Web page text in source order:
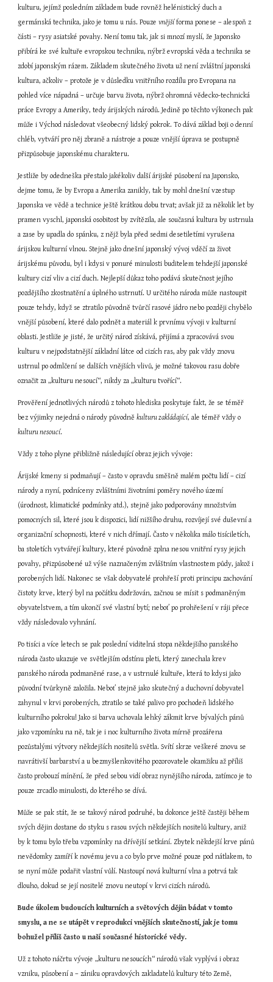
kulturu, jejímž posledním základem bude rovněž helénistický duch a
germánská technika, jako je tomu u nás. Pouze vnější forma ponese – alespoň z
části – rysy asiatské povahy. Není tomu tak, jak si mnozí myslí, že Japonsko
přibírá ke své kultuře evropskou techniku, nýbrž evropská věda a technika se
zdobí japonským rázem. Základem skutečného života už není zvláštní japonská
kultura, ačkoliv – protože je v důsledku vnitřního rozdílu pro Evropana na
pohled více nápadná – určuje barvu života, nýbrž ohromná vědecko-technická
práce Evropy a Ameriky, tedy árijských národů. Jedině po těchto výkonech pak
může i Východ následovat všeobecný lidský pokrok. To dává základ boji o denní
chléb, vytváří pro něj zbraně a nástroje a pouze vnější úprava se postupně
přizpůsobuje japonskému charakteru.
Jestliže by odedneška přestalo jakékoliv další árijské působení na Japonsko,
dejme tomu, že by Evropa a Amerika zanikly, tak by mohl dnešní vzestup
Japonska ve vědě a technice ještě krátkou dobu trvat; avšak již za několik let by
pramen vyschl, japonská osobitost by zvítězila, ale současná kultura by ustrnula
a zase by upadla do spánku, z nějž byla před sedmi desetiletími vyrušena
árijskou kulturní vlnou. Stejně jako dnešní japonský vývoj vděčí za život
árijskému původu, byl i kdysi v ponuré minulosti buditelem tehdejší japonské
kultury cizí vliv a cizí duch. Nejlepší důkaz toho podává skutečnost jejího
pozdějšího zkostnatění a úplného ustrnutí. U určitého národa může nastoupit
pouze tehdy, když se ztratilo původně tvůrčí rasové jádro nebo později chybělo
vnější působení, které dalo podnět a materiál k prvnímu vývoji v kulturní
oblasti. Jestliže je jisté, že určitý národ získává, přijímá a zpracovává svou
kulturu v nejpodstatnější základní látce od cizích ras, aby pak vždy znovu
ustrnul po odmlčení se dalších vnějších vlivů, je možné takovou rasu dobře
označit za „kulturu nesoucí“, nikdy za „kulturu tvořící“.
Prověření jednotlivých národů z tohoto hlediska poskytuje fakt, že se téměř
bez výjimky nejedná o národy původně kulturu zakládající
kulturu nesoucí.
Vždy z toho plyne přibližně následující obraz jejich vývoje:
Árijské kmeny si podmaňují – často v opravdu směšně malém počtu lidí – cizí
národy a nyní, podníceny zvláštními životními poměry nového území
(úrodnost, klimatické podmínky atd.), stejně jako podporovány množstvím
pomocných sil, které jsou k dispozici, lidí nižšího druhu, rozvíjejí své duševní a
organizační schopnosti, které v nich dřímají. Často v několika málo tisíciletích,
ba stoletích vytvářejí kultury, které původně zplna nesou vnitřní rysy jejich
povahy, přizpůsobené už výše naznačeným zvláštním vlastnostem půdy, jakož i
porobených lidí. Nakonec se však dobyvatelé prohřeší proti principu zachování
čistoty krve, který byl na počátku dodržován, začnou se mísit s podmaněným
obyvatelstvem, a tím ukončí své vlastní bytí; neboť po prohřešení v ráji přece
vždy následovalo vyhnání.
Po tisíci a více letech se pak poslední viditelná stopa někdejšího panského
národa často ukazuje ve světlejším odstínu pleti, který zanechala krev
panského národa podmaněné rase, a v ustrnulé kultuře, která to kdysi jako
původní tvůrkyně založila. Neboť stejně jako skutečný a duchovní dobyvatel
zahynul v krvi porobených, ztratilo se také palivo pro pochodeň lidského
kulturního pokroku! Jako si barva uchovala lehký zákmit krve bývalých pánů
jako vzpomínku na ně, tak je i noc kulturního života mírně prozářena
pozůstalými výtvory někdejších nositelů světla. Svítí skrze veškeré znovu se
navrátivší barbarství a u bezmyšlenkovitého pozorovatele okamžiku až příliš
často probouzí mínění, že před sebou vidí obraz nynějšího národa, zatímco je to
pouze zrcadlo minulosti, do kterého se dívá.
Může se pak stát, že se takový národ podruhé, ba dokonce ještě častěji během
svých dějin dostane do styku s rasou svých někdejších nositelů kultury, aniž
by k tomu bylo třeba vzpomínky na dřívější setkání. Zbytek někdejší krve pánů
nevědomky zamíří k novému jevu a co bylo prve možné pouze pod nátlakem, to
se nyní může podařit vlastní vůlí. Nastoupí nová kulturní vlna a potrvá tak
dlouho, dokud se její nositelé znovu neutopí v krvi cizích národů.
Bude úkolem budoucích kulturních a světových dějin bádat v tomto
smyslu, a ne se utápět v reprodukci vnějších skutečností, jak je tomu
bohužel příliš často u naší současné historické vědy.
Už z tohoto náčrtu vývoje „kulturu nesoucích“ národů však vyplývá i obraz
vzniku, působení a – zániku opravdových zakladatelů kultury této Země,